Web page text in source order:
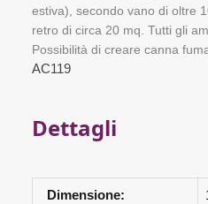
estiva), secondo vano di oltre
retro di circa 20 mq. Tutti gli
Possibilità di creare canna
AC119
Dettagli
Dimensione: